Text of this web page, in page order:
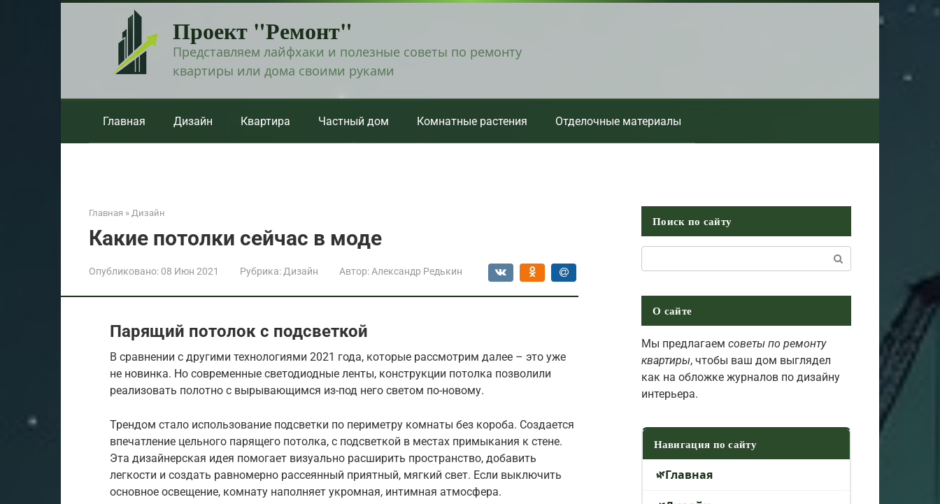
Проект "Ремонт"
Представляем лайфхаки и полезные советы по ремонту
квартиры или дома своими руками
Главная Дизайн Квартира Частный дом Комнатные растения Отделочные материалы
Главная » Дизайн
Какие потолки сейчас в моде
Опубликовано: 08 Июн 2021 Рубрика: Дизайн Автор: Александр Редькин
Парящий потолок с подсветкой
В сравнении с другими технологиями 2021 года, которые рассмотрим далее – это уже
не новинка. Но современные светодиодные ленты, конструкции потолка позволили
реализовать полотно с вырывающимся из-под него светом по-новому.
Трендом стало использование подсветки по периметру комнаты без короба. Создается
впечатление цельного парящего потолка, с подсветкой в местах примыкания к стене.
Эта дизайнерская идея помогает визуально расширить пространство, добавить
легкости и создать равномерно рассеянный приятный, мягкий свет. Если выключить
основное освещение, комнату наполняет укромная, интимная атмосфера.
Поиск по сайту
О сайте
Мы предлагаем советы по ремонту
квартиры, чтобы ваш дом выглядел
как на обложке журналов по дизайну
интерьера.
Навигация по сайту
Главная